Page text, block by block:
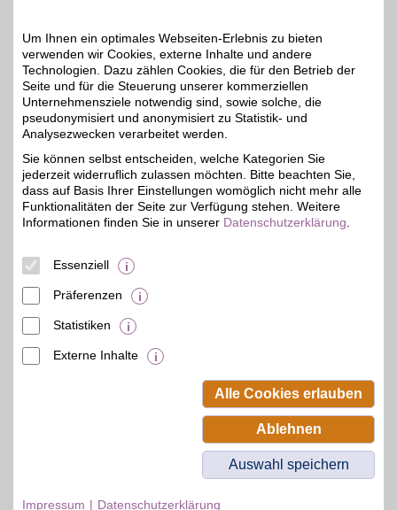
Zum Partnerprofil
bis zu 7%
Shop Apotheke
Arzneimittel,
homöapathische
Pflegeprodukte bequem
online bestellen und bis
vor die Haustüre geliefert
bekommen. Große
Auswahl, gute Preise,
Beamten-Selbsthilfewerk GmbH.
Um Ihnen ein optimales Webseiten-Erlebnis zu bieten
verwenden wir Cookies, externe Inhalte und andere
Technologien. Dazu zählen Cookies, die für den Betrieb der
Seite und für die Steuerung unserer kommerziellen
Unternehmensziele notwendig sind, sowie solche, die
pseudonymisiert und anonymisiert zu Statistik- und
Analysezwecken verarbeitet werden.
Sie können selbst entscheiden, welche Kategorien Sie
jederzeit widerruflich zulassen möchten. Bitte beachten Sie,
dass auf Basis Ihrer Einstellungen womöglich nicht mehr alle
Funktionalitäten der Seite zur Verfügung stehen. Weitere
Informationen finden Sie in unserer Datenschutzerklärung
Essenziell
Präferenzen
Statistiken
Externe Inhalte
Alle Cookies erlauben
Ablehnen
Auswahl speichern
Impressum Datenschutzerklärung